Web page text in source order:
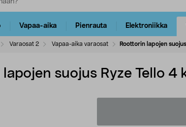
Vapaa-aika Pienrauta Elektroniikka
Varaosat 2 Vapaa-aika varaosat Roottorin lapojen
suojus Ryze Tello 4